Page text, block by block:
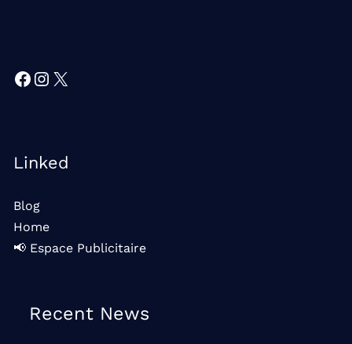
Facebook
Instagram
X
Linked
Blog
Home
📢 Espace Publicitaire
Recent News